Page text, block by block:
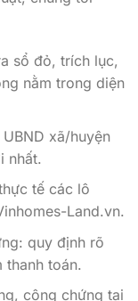
sổ đỏ, trích lục,
nằm trong diện
xã/huyện
nhất.
tế các lô
Land.vn.
quy định rõ
thanh toán.
công chứng tại